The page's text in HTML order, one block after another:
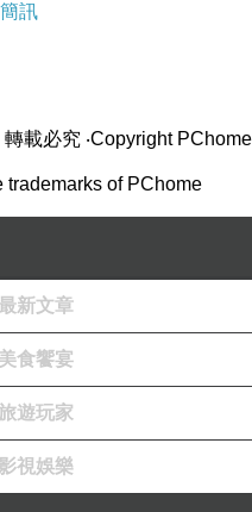
K56CM-
吋筆記型電腦
站
訊
轉載必究 ‧Copyright PChome
trademarks of PChome
新文章
美食饗宴
遊玩家
視娛樂